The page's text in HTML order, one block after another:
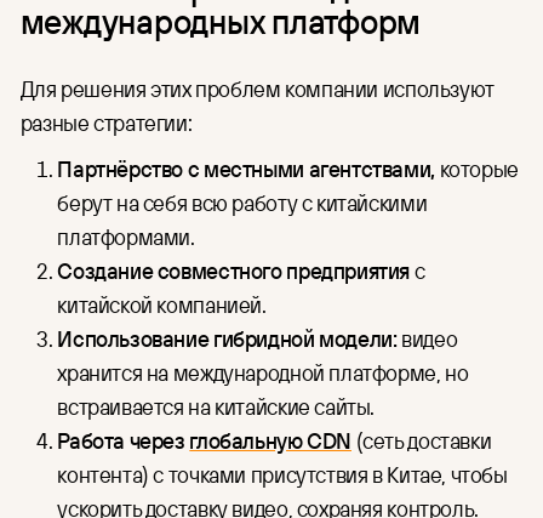
международных платформ
Для решения этих проблем компании используют
разные стратегии:
Партнёрство с местными агентствами,которые
берут на себя всю работу с китайскими
платформами.
Создание совместного предприятияс
китайской компанией.
Использование гибридной модели:видео
хранится на международной платформе, но
встраивается на китайские сайты.
Работа через глобальную CDN (сеть доставки
контента) с точками присутствия в Китае, чтобы
ускорить доставку видео, сохраняя контроль.